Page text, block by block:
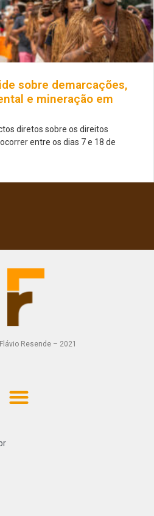
sobre demarcações,
e mineração em
diretos sobre os direitos
entre os dias 7 e 18 de
Resende – 2021